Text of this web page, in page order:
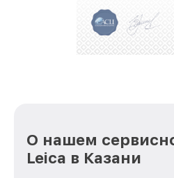
О нашем
Leica в Казани